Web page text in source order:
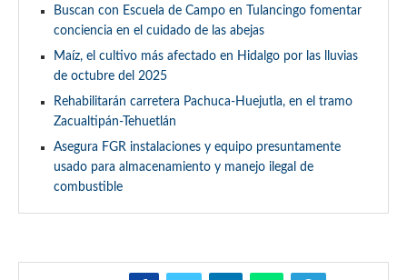
Buscan con Escuela de Campo en Tulancingo fomentar
conciencia en el cuidado de las abejas
Maíz, el cultivo más afectado en Hidalgo por las lluvias
de octubre del 2025
Rehabilitarán carretera Pachuca-Huejutla, en el tramo
Zacualtipán-Tehuetlán
Asegura FGR instalaciones y equipo presuntamente
usado para almacenamiento y manejo ilegal de
combustible